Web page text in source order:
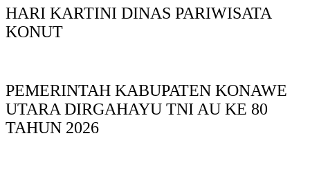
HARI KARTINI DINAS PARIWISATA
KONUT
PEMERINTAH KABUPATEN KONAWE
UTARA DIRGAHAYU TNI AU KE 80
TAHUN 2026